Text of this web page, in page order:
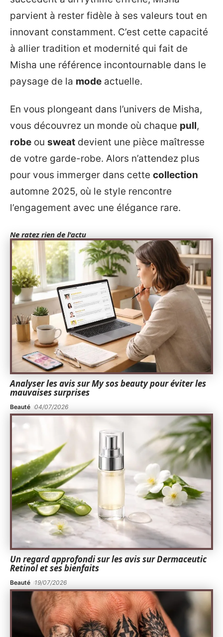
parvient à rester fidèle à ses valeurs tout en
innovant constamment. C’est cette capacité
à allier tradition et modernité qui fait de
Misha une référence incontournable dans le
paysage de la mode actuelle.
En vous plongeant dans l’univers de Misha,
vous découvrez un monde où chaque pull,
robe ou sweat devient une pièce maîtresse
de votre garde-robe. Alors n’attendez plus
pour vous immerger dans cette collection
automne 2025, où le style rencontre
l’engagement avec une élégance rare.
Ne ratez rien de l'actu
Analyser les avis sur My sos beauty pour éviter les
mauvaises surprises
Beauté 04/07/2026
Un regard approfondi sur les avis sur Dermaceutic
Retinol et ses bienfaits
Beauté 19/07/2026